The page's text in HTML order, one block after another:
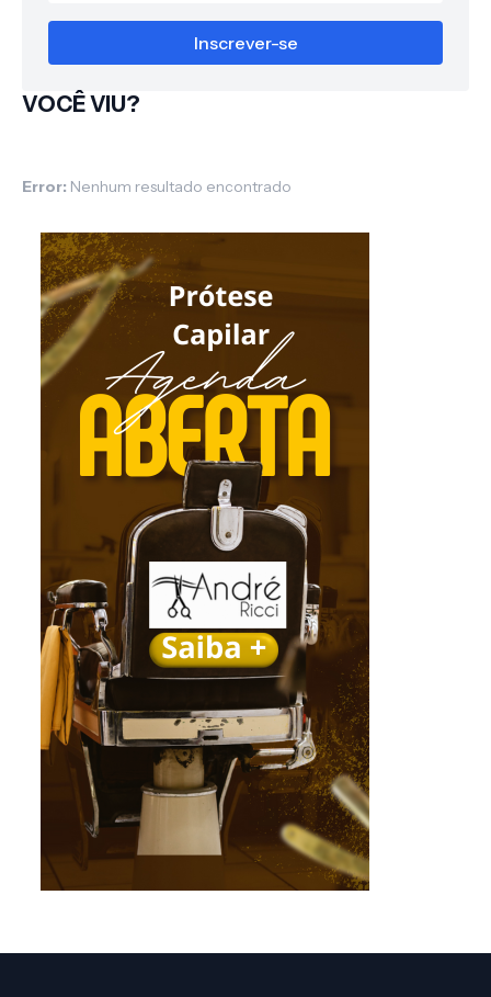
VOCÊ VIU?
Error: Nenhum resultado encontrado